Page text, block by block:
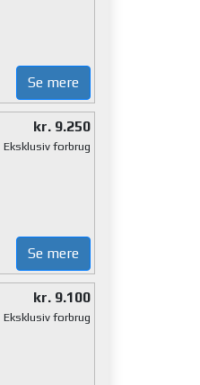
Se mere
kr. 9.250
Eksklusiv forbrug
Se mere
kr. 9.100
Eksklusiv forbrug